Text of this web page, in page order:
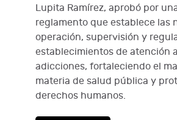
Lupita Ramírez, aprobó por
reglamento que establece las
operación, supervisión y
establecimientos de atención
adicciones, fortaleciendo el
materia de salud pública y
derechos humanos.